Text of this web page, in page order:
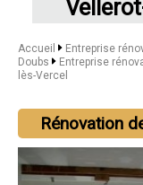
Accueil
Entreprise
Doubs
Entreprise
lès-Vercel
Rénovation